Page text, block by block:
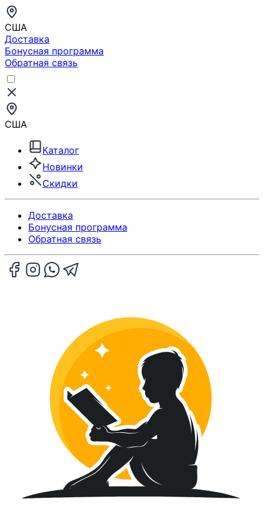
США
Доставка
Бонусная программа
Обратная связь
США
Каталог
Новинки
Скидки
Доставка
Бонусная программа
Обратная связь